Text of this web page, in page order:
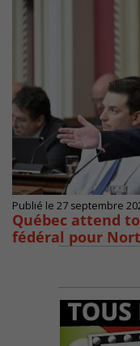
Publié le 27 septembre
Québec attend
fédéral pour